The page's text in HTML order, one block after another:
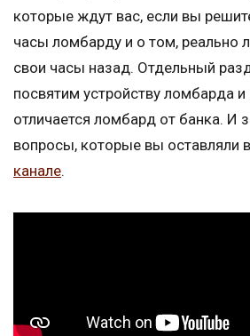
которые ждут вас, если вы
часы ломбарду и о том, реально
свои часы назад. Отдельный
посвятим устройству ломбарда
отличается ломбард от банка. И
вопросы, которые вы оставляли
канале.